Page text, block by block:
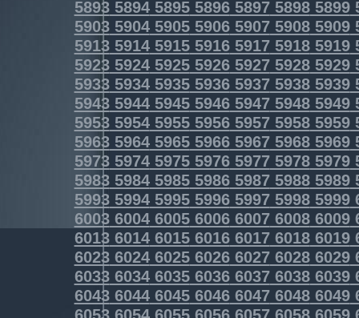
5893589458955896589758985899
5903590459055906590759085909
5913591459155916591759185919
5923592459255926592759285929
5933593459355936593759385939
5943594459455946594759485949
5953595459555956595759585959
5963596459655966596759685969
5973597459755976597759785979
5983598459855986598759885989
5993599459955996599759985999
6003600460056006600760086009
6013601460156016601760186019
6023602460256026602760286029
6033603460356036603760386039
6043604460456046604760486049